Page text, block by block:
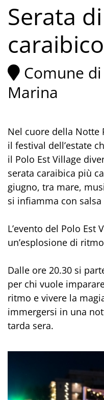
Serata
caraibico
Comune
Marina
Nel cuore della Notte
il festival dell’estate
il Polo Est Village
serata caraibica più
giugno, tra mare,
si infiamma con
L’evento del Polo Est
un’esplosione di
Dalle ore 20.30 si
per chi vuole
ritmo e vivere la
immergersi in una
tarda sera.